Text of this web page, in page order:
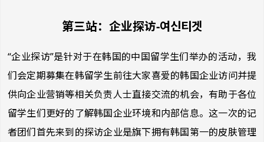
第三站：企业探访-여신티겟
“企业探访”是针对于在韩国的中国留学生们举办的活动，我
们会定期募集在韩留学生前往大家喜爱的韩国企业访问并提
供向企业营销等相关负责人士直接交流的机会，有助于各位
留学生们更好的了解韩国企业环境和内部信息。这一次的记
者团们首先来到的探访企业是旗下拥有韩国第一的皮肤管理